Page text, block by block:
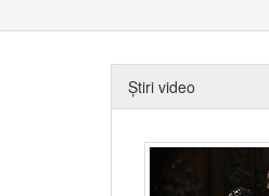
Știri video